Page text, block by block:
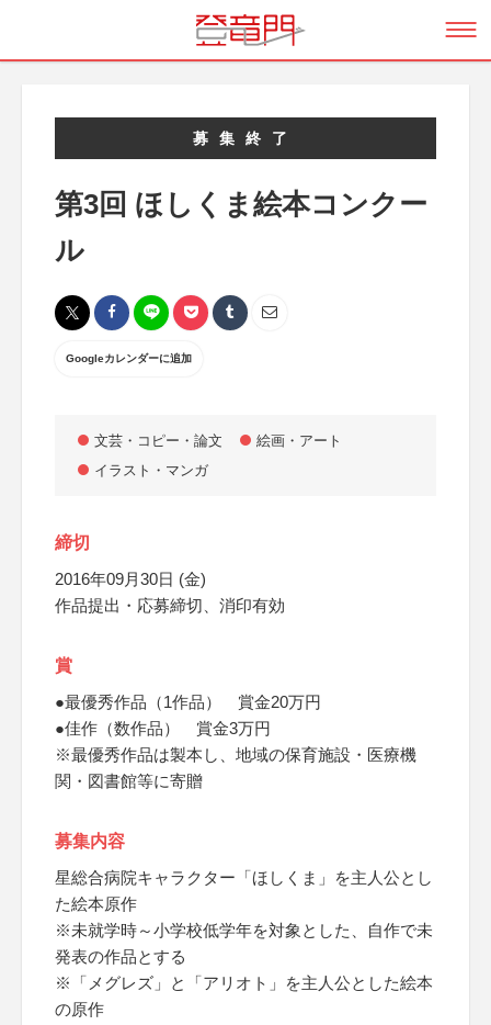
募集終了
第3回 ほしくま絵本コンクー
ル
Googleカレンダーに追加
文芸・コピー・論文
絵画・アート
イラスト・マンガ
締切
2016年09月30日 (金)
作品提出・応募締切、消印有効
賞
●最優秀作品（1作品） 賞金20万円
●佳作（数作品） 賞金3万円
※最優秀作品は製本し、地域の保育施設・医療機
関・図書館等に寄贈
募集内容
星総合病院キャラクター「ほしくま」を主人公とし
た絵本原作
※未就学時～小学校低学年を対象とした、自作で未
発表の作品とする
※「メグレズ」と「アリオト」を主人公とした絵本
の原作